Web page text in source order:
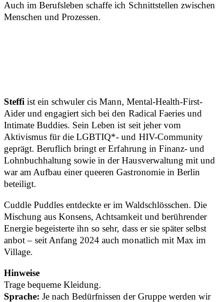
Auch im Berufsleben schaffe ich Schnittstellen zwischen
Menschen und Prozessen.
Steffi ist ein schwuler cis Mann, Mental-Health-First-
Aider und engagiert sich bei den Radical Faeries und
Intimate Buddies. Sein Leben ist seit jeher vom
Aktivismus für die LGBTIQ*- und HIV-Community
geprägt. Beruflich bringt er Erfahrung in Finanz- und
Lohnbuchhaltung sowie in der Hausverwaltung mit und
war am Aufbau einer queeren Gastronomie in Berlin
beteiligt.
Cuddle Puddles entdeckte er im Waldschlösschen. Die
Mischung aus Konsens, Achtsamkeit und berührender
Energie begeisterte ihn so sehr, dass er sie später selbst
anbot – seit Anfang 2024 auch monatlich mit Max im
Village.
Hinweise
Trage bequeme Kleidung.
Sprache:Je nach Bedürfnissen der Gruppe werden wir